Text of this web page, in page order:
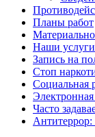
Планы работ
Наши услуги
Запись на
Стоп
Социальная
Часто
Антитеррор: